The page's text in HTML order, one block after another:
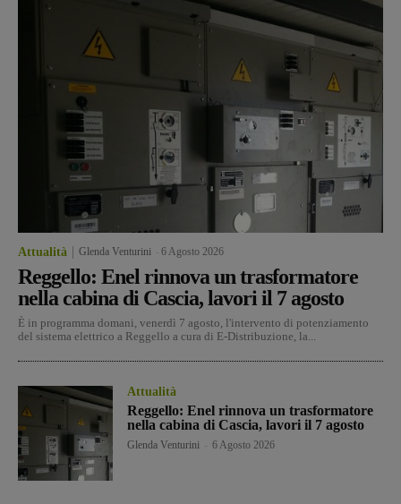
Attualità Glenda Venturini 6 Agosto 2026
Reggello: Enel rinnova un trasformatore
nella cabina di Cascia, lavori il 7 agosto
È in programma domani, venerdì 7 agosto, l'intervento di potenziamento
del sistema elettrico a Reggello a cura di E-Distribuzione, la...
Attualità
Reggello: Enel rinnova un trasformatore
nella cabina di Cascia, lavori il 7 agosto
Glenda Venturini 6 Agosto 2026